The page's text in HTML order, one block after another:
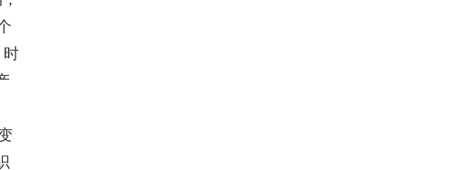
时